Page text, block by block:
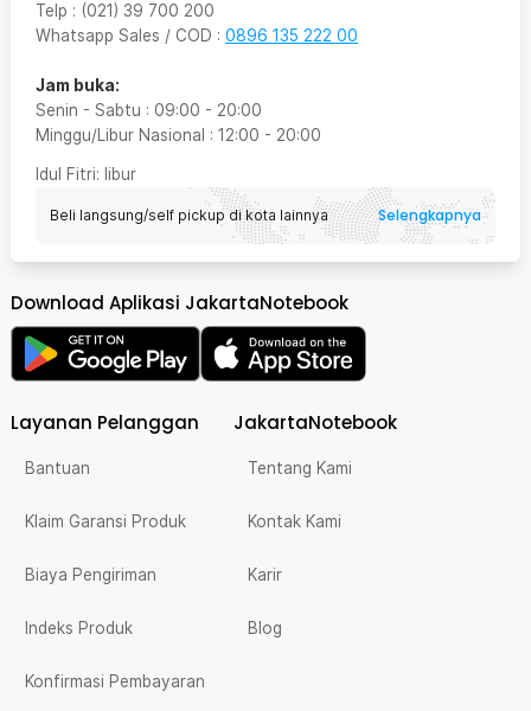
Telp : (021) 39 700 200
Whatsapp Sales / COD : 0896 135 222 00
Jam buka:
Senin - Sabtu : 09:00 - 20:00
Minggu/Libur Nasional : 12:00 - 20:00
Idul Fitri: libur
Beli langsung/self pickup di kota lainnya Selengkapnya
Download Aplikasi JakartaNotebook
Layanan Pelanggan
Bantuan
Klaim Garansi Produk
Biaya Pengiriman
Indeks Produk
Konfirmasi Pembayaran
JakartaNotebook
Tentang Kami
Kontak Kami
Karir
Blog